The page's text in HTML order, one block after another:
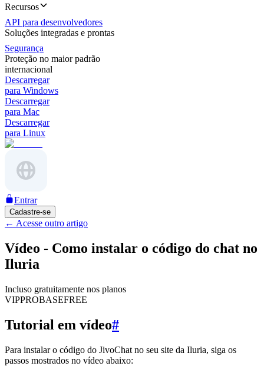
Recursos
API para desenvolvedores
Soluções integradas e prontas
Segurança
Proteção no maior padrão
internacional
Descarregar
para Windows
Descarregar
para Mac
Descarregar
para Linux
Entrar
Cadastre-se
← Acesse outro artigo
Vídeo - Como instalar o código do chat no
Iluria
Incluso gratuitamente nos planos
VIPPROBASEFREE
Tutorial em vídeo#
Para instalar o código do JivoChat no seu site da Iluria, siga os
passos mostrados no vídeo abaixo: